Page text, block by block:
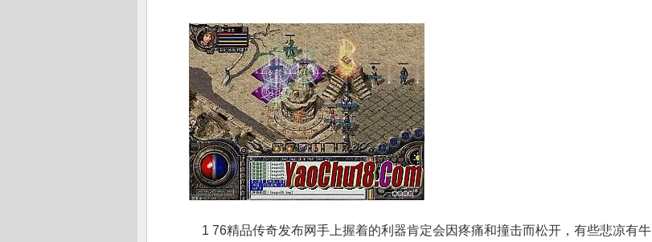
1 76精品传奇发布网手上握着的利器肯定会因疼痛和撞击而松开，有些悲凉有牛